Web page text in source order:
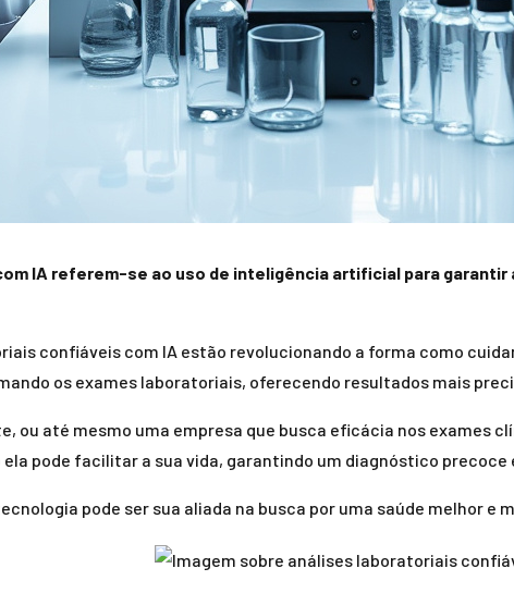
IA referem-se ao uso de inteligência artificial para
confiáveis com IA estão revolucionando a forma como
os exames laboratoriais, oferecendo resultados mais
ou até mesmo uma empresa que busca eficácia nos exames
pode facilitar a sua vida, garantindo um diagnóstico precoce
pode ser sua aliada na busca por uma saúde melhor e